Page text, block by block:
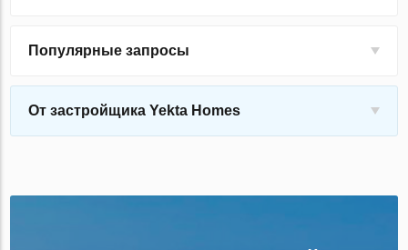
Популярные запросы
От застройщика Yekta Homes